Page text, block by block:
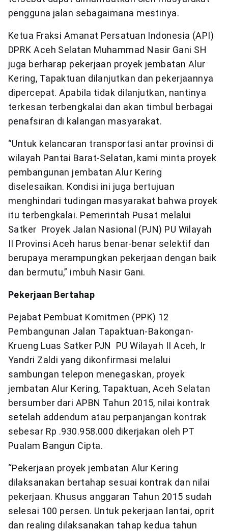
pengguna jalan sebagaimana mestinya.
Ketua Fraksi Amanat Persatuan Indonesia (API)
DPRK Aceh Selatan Muhammad Nasir Gani SH
juga berharap pekerjaan proyek jembatan Alur
Kering, Tapaktuan dilanjutkan dan pekerjaannya
dipercepat. Apabila tidak dilanjutkan, nantinya
terkesan terbengkalai dan akan timbul berbagai
penafsiran di kalangan masyarakat.
“Untuk kelancaran transportasi antar provinsi di
wilayah Pantai Barat-Selatan, kami minta proyek
pembangunan jembatan Alur Kering
diselesaikan. Kondisi ini juga bertujuan
menghindari tudingan masyarakat bahwa proyek
itu terbengkalai. Pemerintah Pusat melalui
Satker Proyek Jalan Nasional (PJN) PU Wilayah
II Provinsi Aceh harus benar-benar selektif dan
berupaya merampungkan pekerjaan dengan baik
dan bermutu,” imbuh Nasir Gani.
Pekerjaan Bertahap
Pejabat Pembuat Komitmen (PPK) 12
Pembangunan Jalan Tapaktuan-Bakongan-
Krueng Luas Satker PJN PU Wilayah II Aceh, Ir
Yandri Zaldi yang dikonfirmasi melalui
sambungan telepon menegaskan, proyek
jembatan Alur Kering, Tapaktuan, Aceh Selatan
bersumber dari APBN Tahun 2015, nilai kontrak
setelah addendum atau perpanjangan kontrak
sebesar Rp .930.958.000 dikerjakan oleh PT
Pualam Bangun Cipta.
“Pekerjaan proyek jembatan Alur Kering
dilaksanakan bertahap sesuai kontrak dan nilai
pekerjaan. Khusus anggaran Tahun 2015 sudah
selesai 100 persen. Untuk pekerjaan lantai, oprit
dan realing dilaksanakan tahap kedua tahun